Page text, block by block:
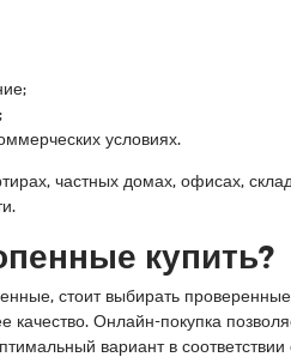
условиях.
частных домах, офисах,
купить?
стоит выбирать
Онлайн-покупка
вариант в